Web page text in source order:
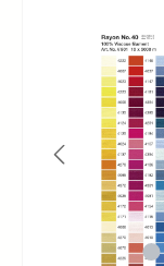
Bildergalerie